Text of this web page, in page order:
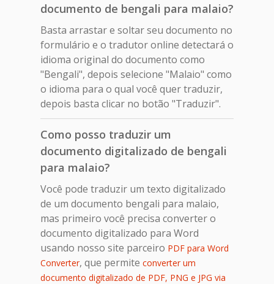
documento de bengali para malaio?
Basta arrastar e soltar seu documento no
formulário e o tradutor online detectará o
idioma original do documento como
"Bengali", depois selecione "Malaio" como
o idioma para o qual você quer traduzir,
depois basta clicar no botão "Traduzir".
Como posso traduzir um
documento digitalizado de bengali
para malaio?
Você pode traduzir um texto digitalizado
de um documento bengali para malaio,
mas primeiro você precisa converter o
documento digitalizado para Word
usando nosso site parceiro PDF para Word
Converter, que permite converter um
documento digitalizado de PDF, PNG e JPG via